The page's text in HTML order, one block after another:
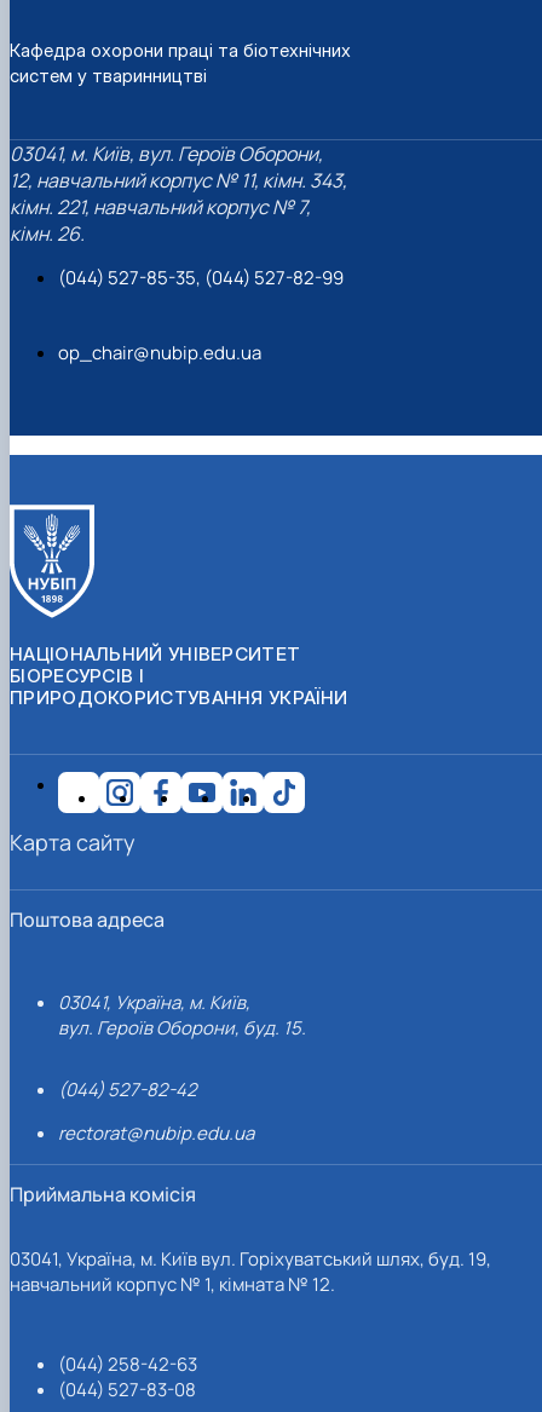
Кафедра охорони праці та біотехнічних
систем у тваринництві
03041, м. Київ, вул. Героїв Оборони,
12, навчальний корпус № 11, кімн. 343,
кімн. 221, навчальний корпус № 7,
кімн. 26.
(044) 527-85-35, (044) 527-82-99
op_chair@nubip.edu.ua
НАЦІОНАЛЬНИЙ УНІВЕРСИТЕТ
БІОРЕСУРСІВ І
ПРИРОДОКОРИСТУВАННЯ УКРАЇНИ
Поштова адреса
03041, Україна, м. Київ,
вул. Героїв Оборони, буд. 15.
(044) 527-82-42
rectorat@nubip.edu.ua
Приймальна комісія
03041, Україна, м. Київ вул. Горіхуватський шлях, буд. 19,
навчальний корпус № 1, кімната № 12.
(044) 258-42-63
(044) 527-83-08
Карта сайту